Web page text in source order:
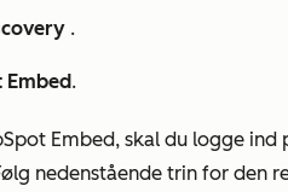
.
Embed.
Embed, skal du logge
nedenstående trin for den